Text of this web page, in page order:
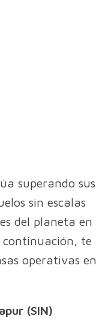
superando sus
sin escalas
del planeta en
continuación, te
operativas en
(SIN)